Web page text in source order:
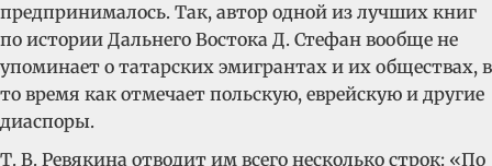
предпринималось. Так, автор одной из лучших книг
по истории Дальнего Востока Д. Стефан вообще не
упоминает о татарских эмигрантах и их обществах, в
то время как отмечает польскую, еврейскую и другие
диаспоры.
Т. В. Ревякина отводит им всего несколько строк: «По